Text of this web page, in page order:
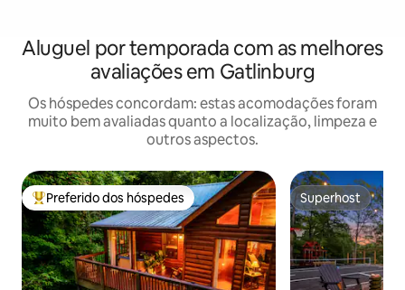
Aluguel por temporada com as melhores
avaliações em Gatlinburg
Os hóspedes concordam: estas acomodações foram
muito bem avaliadas quanto a localização, limpeza e
outros aspectos.
Entre os melhores preferidos dos hóspedes
Preferido dos hóspedes Superhost
Superhost